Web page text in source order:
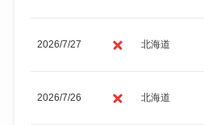
2026/7/27 北海道
2026/7/26 北海道